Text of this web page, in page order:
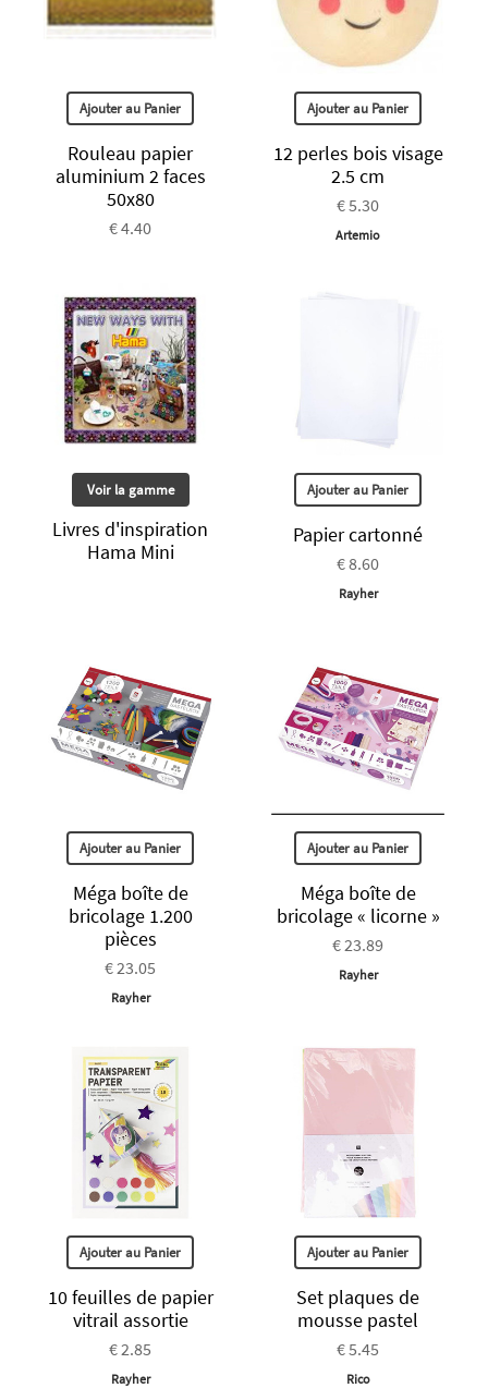
Ajouter au Panier
Rouleau papier
aluminium 2 faces
50x80
€ 4.40
Ajouter au Panier
12 perles bois visage
2.5 cm
€ 5.30
Artemio
Voir la gamme
Livres d'inspiration
Hama Mini
Ajouter au Panier
Papier cartonné
€ 8.60
Rayher
Ajouter au Panier
Méga boîte de
bricolage 1.200
pièces
€ 23.05
Rayher
Ajouter au Panier
Méga boîte de
bricolage « licorne »
€ 23.89
Rayher
Ajouter au Panier
10 feuilles de papier
vitrail assortie
€ 2.85
Rayher
Ajouter au Panier
Set plaques de
mousse pastel
€ 5.45
Rico